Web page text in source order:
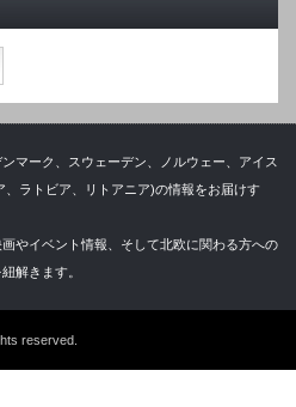
マーク、スウェーデン、ノルウェー、アイス
ラトビア、リトアニア)の情報をお届けす
やイベント情報、そして北欧に関わる方への
解きます。
reserved.